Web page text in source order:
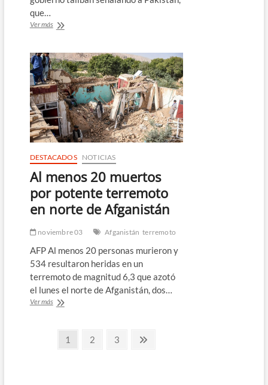
que…
Ver másAtaques
atribuidos
a
Pakistán
dejaron
al
menos
10
muertos
DESTACADOS NOTICIAS
Al menos 20 muertos
por potente terremoto
en norte de Afganistán
noviembre 03 Afganistán terremoto
AFP Al menos 20 personas murieron y
534 resultaron heridas en un
terremoto de magnitud 6,3 que azotó
el lunes el norte de Afganistán, dos…
Ver másAl
Paginación
Página
1 Página
2 Página
3
Página